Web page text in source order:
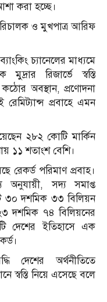
করা হচ্ছে।
ও মুখপাত্র আরিফ
চ্যানেলের মাধ্যমে
মুদ্রার রিজার্ভে স্বস্তি
কঠোর অবস্থান, প্রণোদনা
রেমিট্যান্স প্রবাহে এমন
২৮২ কোটি মার্কিন
১১ শতাংশ বেশি।
রেকর্ড পরিমাণ প্রবাহ।
অনুযায়ী, সদ্য সমাপ্ত
৩০ দশমিক ৩৩ বিলিয়ন
দশমিক ৭৪ বিলিয়নের
দেশের ইতিহাসে এক
দেশের অর্থনীতিতে
স্বস্তি নিয়ে এসেছে বলে